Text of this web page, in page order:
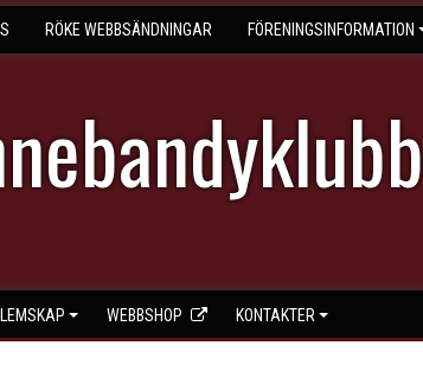
RÖKE WEBBSÄNDNINGAR FÖRENINGSINFORMATION
WEBBSHOP KONTAKTER